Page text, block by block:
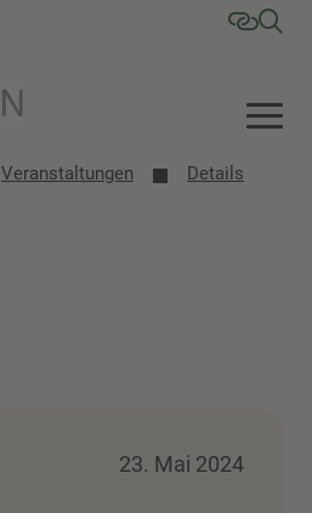
Veranstaltungen Details
23. Mai 2024